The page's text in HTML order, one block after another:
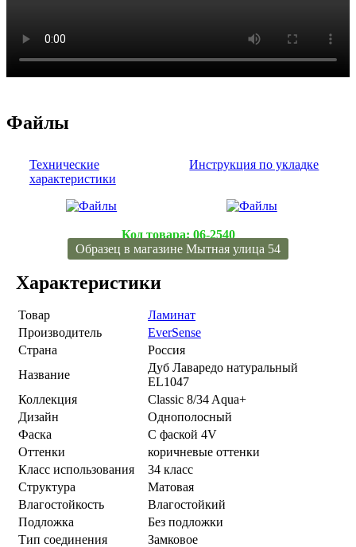
Файлы
Технические
характеристики
Инструкция по укладке
Код товара: 06-2540
Образец в магазине Мытная улица 54
Характеристики
Товар
Ламинат
Производитель
EverSense
Страна
Россия
Название
Дуб Лаваредо натуральный
EL1047
Коллекция
Classic 8/34 Aqua+
Дизайн
Однополосный
Фаска
С фаской 4V
Оттенки
коричневые оттенки
Класс использования
34 класс
Структура
Матовая
Влагостойкость
Влагостойкий
Подложка
Без подложки
Тип соединения
Замковое